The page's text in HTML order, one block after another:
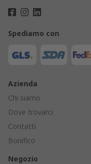
Spediamo con
Azienda
Chi siamo
Dove trovarci
Contatti
Bonifico
Negozio